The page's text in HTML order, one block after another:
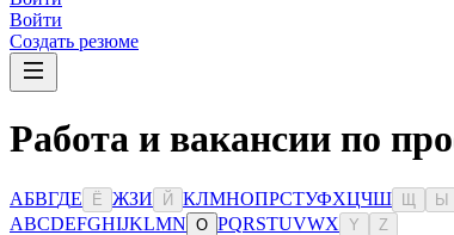
Войти
Создать резюме
Работа и вакансии по
АБВГДЕ Ё ЖЗИ Й КЛМНОПРСТУФХЦЧШ Ы
ABCDEFGHIJKLMN O PQRSTUVWX Y Z